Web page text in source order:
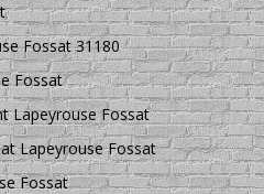
Fossat 31180
Fossat
Lapeyrouse Fossat
Lapeyrouse Fossat
Fossat